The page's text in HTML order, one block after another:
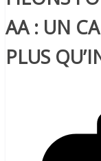
AA : UN
PLUS